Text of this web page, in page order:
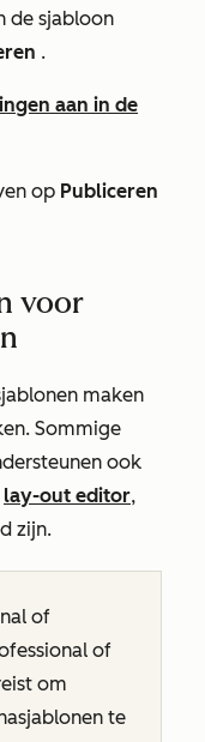
de sjabloon
.
aan in de
op Publiceren
voor
maken
Sommige
ook
lay-out editor,
zijn.
of
of
om
te